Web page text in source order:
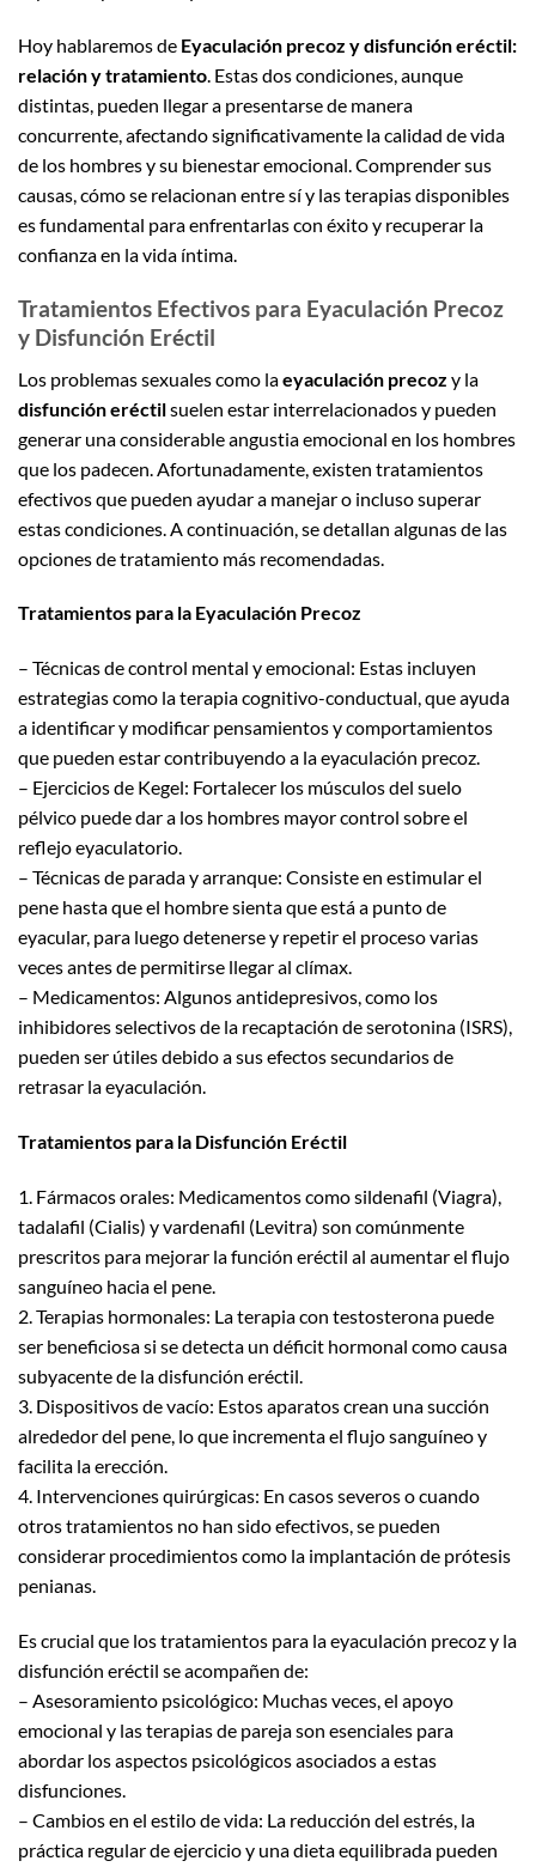
Hoy hablaremos de Eyaculación precoz y disfunción eréctil:
relación y tratamiento. Estas dos condiciones, aunque
distintas, pueden llegar a presentarse de manera
concurrente, afectando significativamente la calidad de vida
de los hombres y su bienestar emocional. Comprender sus
causas, cómo se relacionan entre sí y las terapias disponibles
es fundamental para enfrentarlas con éxito y recuperar la
confianza en la vida íntima.
Tratamientos Efectivos para Eyaculación Precoz
y Disfunción Eréctil
Los problemas sexuales como laeyaculación precoz y la
disfunción eréctilsuelen estar interrelacionados y pueden
generar una considerable angustia emocional en los hombres
que los padecen. Afortunadamente, existen tratamientos
efectivos que pueden ayudar a manejar o incluso superar
estas condiciones. A continuación, se detallan algunas de las
opciones de tratamiento más recomendadas.
Tratamientos para la Eyaculación Precoz
– Técnicas de control mental y emocional: Estas incluyen
estrategias como la terapia cognitivo-conductual, que ayuda
a identificar y modificar pensamientos y comportamientos
que pueden estar contribuyendo a la eyaculación precoz.
– Ejercicios de Kegel: Fortalecer los músculos del suelo
pélvico puede dar a los hombres mayor control sobre el
reflejo eyaculatorio.
– Técnicas de parada y arranque: Consiste en estimular el
pene hasta que el hombre sienta que está a punto de
eyacular, para luego detenerse y repetir el proceso varias
veces antes de permitirse llegar al clímax.
– Medicamentos: Algunos antidepresivos, como los
inhibidores selectivos de la recaptación de serotonina (ISRS),
pueden ser útiles debido a sus efectos secundarios de
retrasar la eyaculación.
Tratamientos para la Disfunción Eréctil
1. Fármacos orales: Medicamentos como sildenafil (Viagra),
tadalafil (Cialis) y vardenafil (Levitra) son comúnmente
prescritos para mejorar la función eréctil al aumentar el flujo
sanguíneo hacia el pene.
2. Terapias hormonales: La terapia con testosterona puede
ser beneficiosa si se detecta un déficit hormonal como causa
subyacente de la disfunción eréctil.
3. Dispositivos de vacío: Estos aparatos crean una succión
alrededor del pene, lo que incrementa el flujo sanguíneo y
facilita la erección.
4. Intervenciones quirúrgicas: En casos severos o cuando
otros tratamientos no han sido efectivos, se pueden
considerar procedimientos como la implantación de prótesis
penianas.
Es crucial que los tratamientos para la eyaculación precoz y la
disfunción eréctil se acompañen de:
– Asesoramiento psicológico: Muchas veces, el apoyo
emocional y las terapias de pareja son esenciales para
abordar los aspectos psicológicos asociados a estas
disfunciones.
– Cambios en el estilo de vida: La reducción del estrés, la
práctica regular de ejercicio y una dieta equilibrada pueden